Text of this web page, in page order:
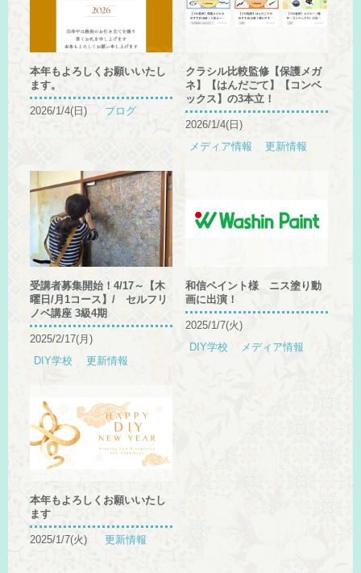
本年もよろしくお願いいたし
ます。
2026/1/4(日) ブログ
クラシル比較監修【保護メガ
ネ】【はんだごて】【コンベ
ックス】の3本立！
2026/1/4(日)
メディア情報
更新情報
受講者募集開始！4/17～【木
曜日/月1コース】/ セルフリ
ノベ講座 3級4期
2025/2/17(月)
DIY学校
更新情報
和信ペイント様 ニス塗り動
画に出演！
2025/1/7(火)
DIY学校
メディア情報
本年もよろしくお願いいたし
ます
2025/1/7(火) 更新情報